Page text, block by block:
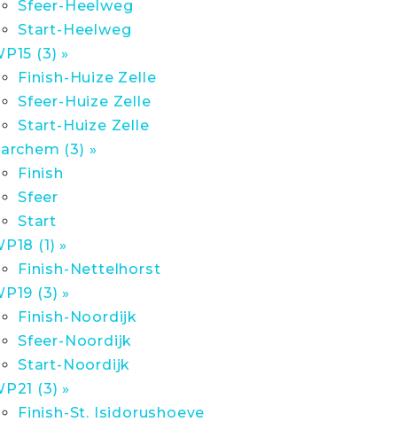
Sfeer-Heelweg
Start-Heelweg
(3) »
Finish-Huize Zelle
Sfeer-Huize Zelle
Start-Huize Zelle
(3) »
Finish
Sfeer
Start
(1) »
Finish-Nettelhorst
(3) »
Finish-Noordijk
Sfeer-Noordijk
Start-Noordijk
(3) »
Finish-St. Isidorushoeve